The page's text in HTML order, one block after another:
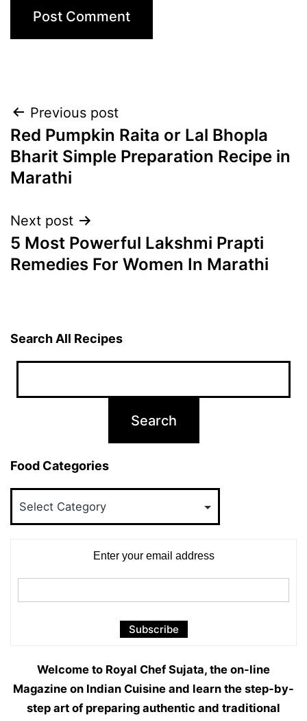
Post
navigation
Previous post
Red Pumpkin Raita or Lal Bhopla
Bharit Simple Preparation Recipe in
Marathi
Next post
5 Most Powerful Lakshmi Prapti
Remedies For Women In Marathi
Search All Recipes
Food Categories
Enter your email address
Welcome to Royal Chef Sujata, the on-line
Magazine on Indian Cuisine and learn the step-by-
step art of preparing authentic and traditional